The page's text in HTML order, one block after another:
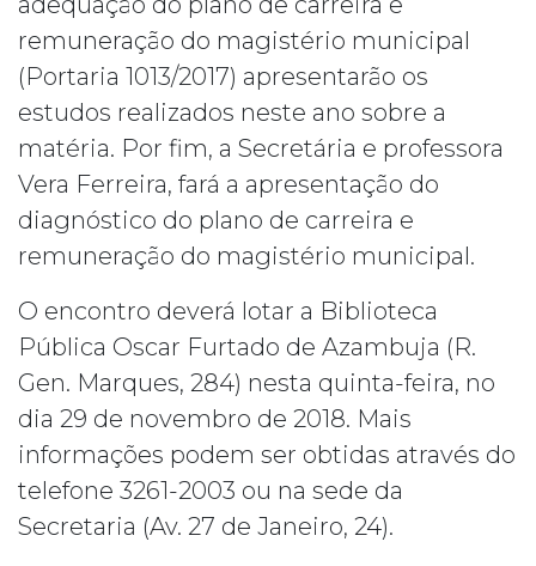
remuneração do magistério municipal
(Portaria 1013/2017) apresentarão os
estudos realizados neste ano sobre a
matéria. Por fim, a Secretária e professora
Vera Ferreira, fará a apresentação do
diagnóstico do plano de carreira e
remuneração do magistério municipal.
O encontro deverá lotar a Biblioteca
Pública Oscar Furtado de Azambuja (R.
Gen. Marques, 284) nesta quinta-feira, no
dia 29 de novembro de 2018. Mais
informações podem ser obtidas através do
telefone 3261-2003 ou na sede da
Secretaria (Av. 27 de Janeiro, 24).